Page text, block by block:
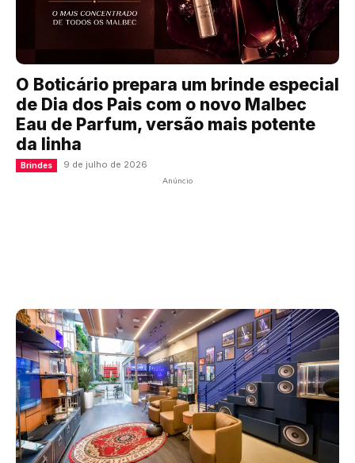
O Boticário prepara um brinde especial
de Dia dos Pais com o novo Malbec
Eau de Parfum, versão mais potente
da linha
Brindes 9 de julho de 2026
Anúncio